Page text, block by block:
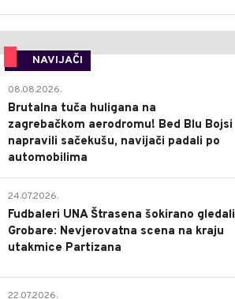
NAVIJAČI
08.08.2026.
Brutalna tuča huligana na
zagrebačkom aerodromu! Bed Blu Bojsi
napravili sačekušu, navijači padali po
automobilima
24.07.2026.
Fudbaleri UNA Štrasena šokirano gledali
Grobare: Nevjerovatna scena na kraju
utakmice Partizana
22.07.2026.